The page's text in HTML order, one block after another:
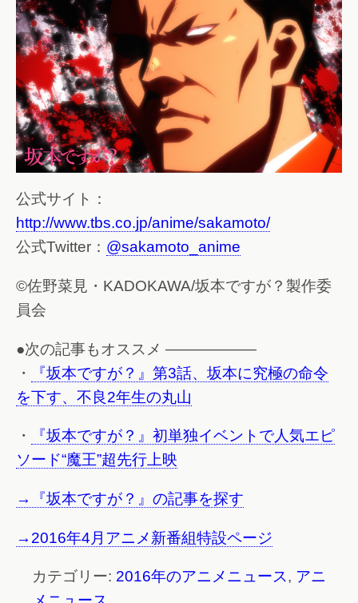
公式サイト：
http://www.tbs.co.jp/anime/sakamoto/
公式Twitter： @sakamoto_anime
©佐野菜見・KADOKAWA/坂本ですが？製作委
員会
●次の記事もオススメ ——————
・
『坂本ですが？』第3話、坂本に究極の命令
を下す、不良2年生の丸山
・
『坂本ですが？』初単独イベントで人気エピ
ソード“魔王”超先行上映
→『坂本ですが？』の記事を探す
→2016年4月アニメ新番組特設ページ
カテゴリー: 2016年のアニメニュース, アニ